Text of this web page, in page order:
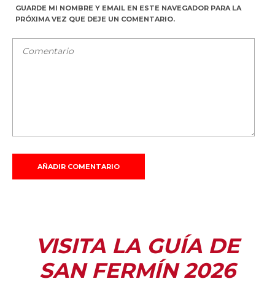
GUARDE MI NOMBRE Y EMAIL EN ESTE NAVEGADOR PARA LA
PRÓXIMA VEZ QUE DEJE UN COMENTARIO.
VISITA LA GUÍA DE
SAN FERMÍN 2026